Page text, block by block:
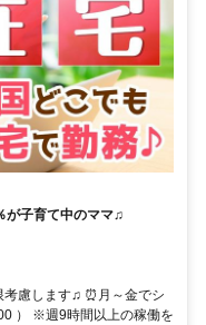
が子育て中のママ♫
慮します♫ ⏰月～金でシ
） ※週9時間以上の稼働を